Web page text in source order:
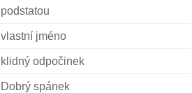
podstatou
vlastní jméno
klidný odpočinek
Dobrý spánek